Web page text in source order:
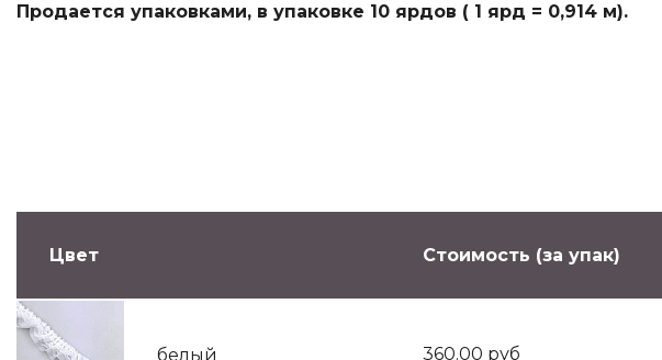
Продается упаковками, в упаковке 10 ярдов ( 1 ярд = 0,914 м).
Цвет Стоимость (за упак)
белый 360.00 руб